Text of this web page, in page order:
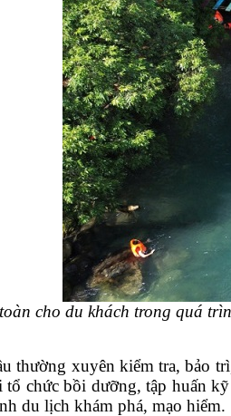
cho du khách trong quá
thường xuyên kiểm tra, bảo
chức bồi dưỡng, tập huấn
du lịch khám phá, mạo hiểm.